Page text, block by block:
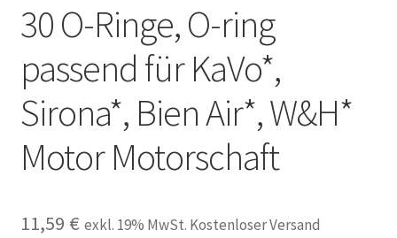
30 O-Ringe, O-ring
passend für KaVo*,
Sirona*, Bien Air*, W&H*
Motor Motorschaft
11,59 € exkl. 19% MwSt. Kostenloser Versand